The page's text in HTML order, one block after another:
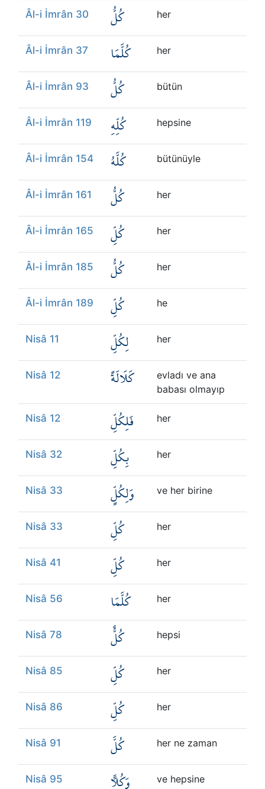
Âl-i İmrân 30 كُلُّ her
Âl-i İmrân 37 كُلَّمَا her
Âl-i İmrân 93 كُلُّ bütün
Âl-i İmrân 119 كُلِّهِ hepsine
Âl-i İmrân 154 كُلَّهُ bütünüyle
Âl-i İmrân 161 كُلُّ her
Âl-i İmrân 165 كُلِّ her
Âl-i İmrân 185 كُلُّ her
Âl-i İmrân 189 كُلِّ he
Nisâ 11 لِكُلِّ her
Nisâ 12 كَلَالَةً
evladı ve ana
babası olmayıp
Nisâ 12 فَلِكُلِّ her
Nisâ 32 بِكُلِّ her
Nisâ 33 وَلِكُلٍّ ve her birine
Nisâ 33 كُلِّ her
Nisâ 41 كُلِّ her
Nisâ 56 كُلَّمَا her
Nisâ 78 كُلٌّ hepsi
Nisâ 85 كُلِّ her
Nisâ 86 كُلِّ her
Nisâ 91 كُلَّ her ne zaman
Nisâ 95 وَكُلًّا ve hepsine